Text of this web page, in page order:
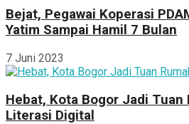
Bejat, Pegawai Koperasi
Yatim Sampai Hamil 7 Bulan
7 Juni 2023
Hebat, Kota Bogor Jadi Tuan
Literasi Digital